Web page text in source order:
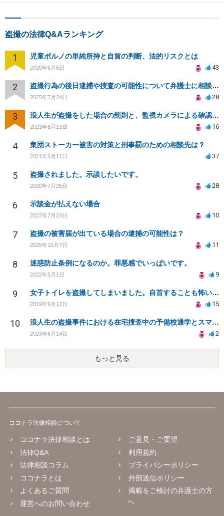
盗撮の法律Q&Aランキング
1 児童ポルノの単純所持と自首の判断、法的リスクとは
2020年5月6日 43
2 盗撮行為の後日逮捕や捜査の可能性について弁護士に相談したい
2025年7月24日 28
3 浪人生が盗撮をした場合の罰則と、監視カメラによる確認について
2023年6月13日 16
4 集団ストーカー被害の対策と刑事罰のための相談先は？
2021年6月11日 37
5 盗撮されました。示談したいです。
2020年7月25日 28
6 示談金が払えない場合
2022年7月24日 10
7 盗撮の被害届が出ている場合の逮捕の可能性は？
2025年10月7日 11
8 迷惑防止条例になるのか。罪悪感でいっぱいです。
2022年5月1日 9
9 女子トイレを盗撮してしまいました。自首することも怖いです。どうすれば良いでしょうか。
2019年9月12日 15
10 浪人生の盗撮事件における在宅捜査中の予備校通学とスマートフォン押収について
2023年6月14日 2
もっと見る
ココナラ法律相談について
ココナラ法律相談とは
法律Q&A
法律相談コラム
ココナラとは
よくあるご質問
運営へのお問い合わせ
ご意見・ご要望
利用規約
プライバシーポリシー
外部送信ポリシー
掲載をご検討の弁護士の方
へ